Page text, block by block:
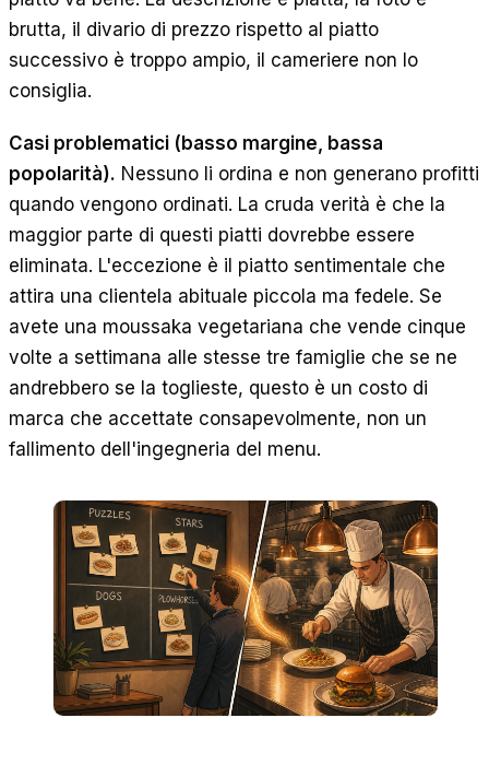
brutta, il divario di prezzo rispetto al piatto
successivo è troppo ampio, il cameriere non lo
consiglia.
Casi problematici (basso margine, bassa
popolarità). Nessuno li ordina e non generano profitti
quando vengono ordinati. La cruda verità è che la
maggior parte di questi piatti dovrebbe essere
eliminata. L'eccezione è il piatto sentimentale che
attira una clientela abituale piccola ma fedele. Se
avete una moussaka vegetariana che vende cinque
volte a settimana alle stesse tre famiglie che se ne
andrebbero se la toglieste, questo è un costo di
marca che accettate consapevolmente, non un
fallimento dell'ingegneria del menu.